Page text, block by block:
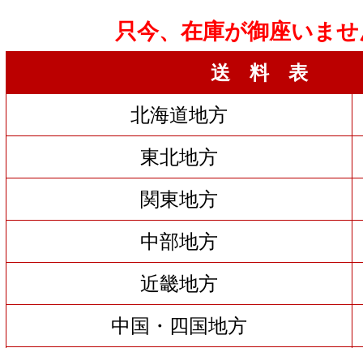
只今、在庫が御座いま
送 料 表
北海道地方
東北地方
関東地方
中部地方
近畿地方
中国・四国地方